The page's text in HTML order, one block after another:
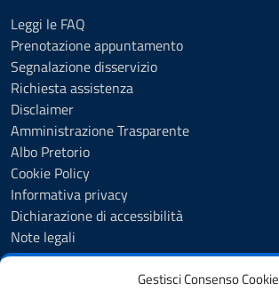
Gestisci Consenso Cookie
Leggi le FAQ
Prenotazione appuntamento
Segnalazione disservizio
Richiesta assistenza
Disclaimer
Amministrazione Trasparente
Albo Pretorio
Cookie Policy
Informativa privacy
Dichiarazione di accessibilità
Note legali
Feedback